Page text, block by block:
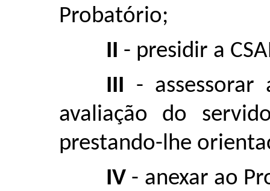
Probatório;
II - presidir a
III - assessorar
avaliação do
prestando-lhe
IV - anexar ao